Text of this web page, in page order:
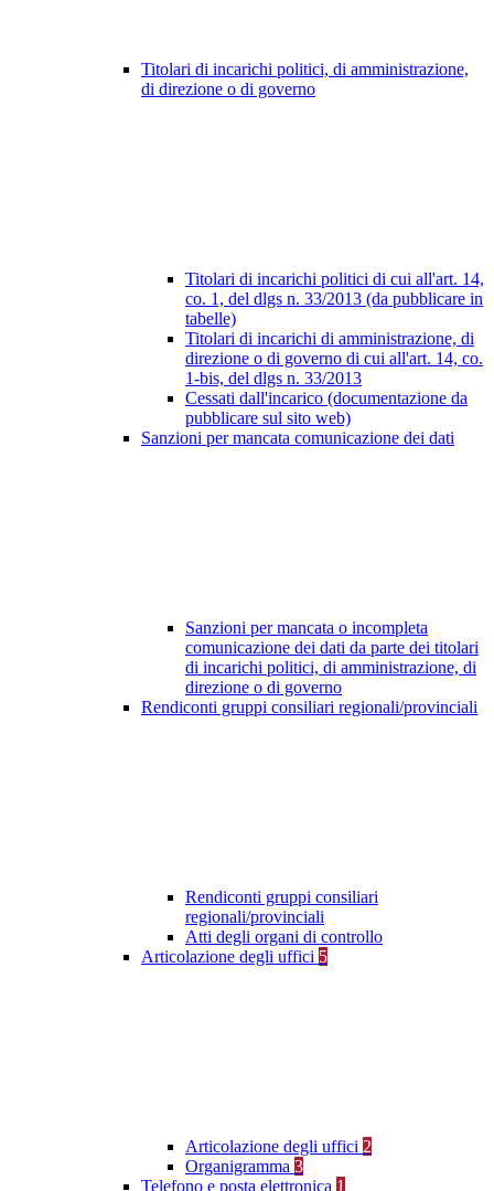
Titolari di incarichi politici, di amministrazione,
di direzione o di governo
Titolari di incarichi politici di cui all'art. 14,
co. 1, del dlgs n. 33/2013 (da pubblicare in
tabelle)
Titolari di incarichi di amministrazione, di
direzione o di governo di cui all'art. 14, co.
1-bis, del dlgs n. 33/2013
Cessati dall'incarico (documentazione da
pubblicare sul sito web)
Sanzioni per mancata comunicazione dei dati
Sanzioni per mancata o incompleta
comunicazione dei dati da parte dei titolari
di incarichi politici, di amministrazione, di
direzione o di governo
Rendiconti gruppi consiliari regionali/provinciali
Rendiconti gruppi consiliari
regionali/provinciali
Atti degli organi di controllo
Articolazione degli uffici 5
Articolazione degli uffici 2
Organigramma 3
Telefono e posta elettronica 1